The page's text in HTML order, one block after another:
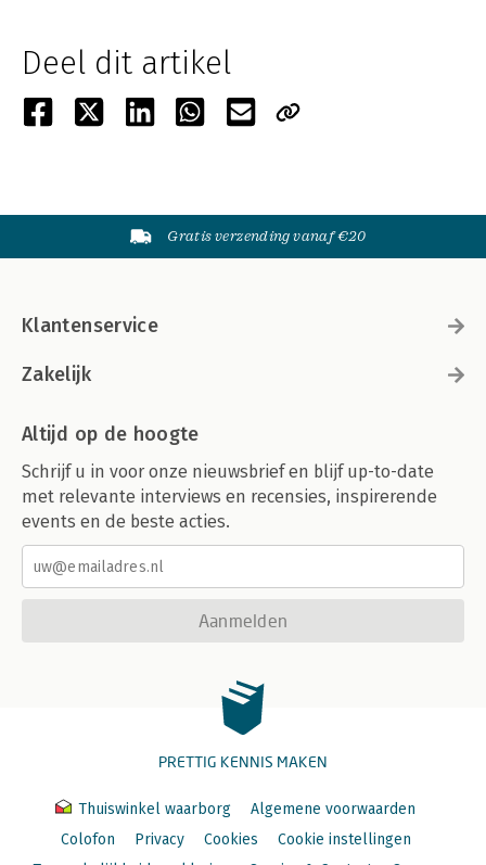
Deel dit artikel
Gratis verzending vanaf €20
Klantenservice
Zakelijk
Altijd op de hoogte
Schrijf u in voor onze nieuwsbrief en blijf up-to-date
met relevante interviews en recensies, inspirerende
events en de beste acties.
Aanmelden
PRETTIG KENNIS MAKEN
Thuiswinkel waarborg
Algemene voorwaarden
Colofon
Privacy Cookies
Cookie instellingen